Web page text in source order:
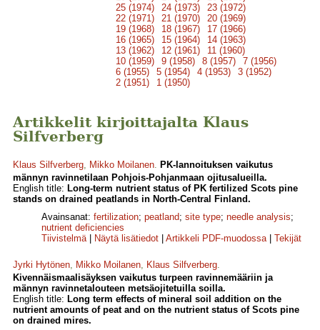
25 (1974)
24 (1973)
23 (1972)
22 (1971)
21 (1970)
20 (1969)
19 (1968)
18 (1967)
17 (1966)
16 (1965)
15 (1964)
14 (1963)
13 (1962)
12 (1961)
11 (1960)
10 (1959)
9 (1958) 8 (1957)
7 (1956)
6 (1955)
5 (1954) 4 (1953)
3 (1952)
2 (1951)
1 (1950)
Artikkelit kirjoittajalta Klaus
Silfverberg
Klaus Silfverberg, Mikko Moilanen. PK-lannoituksen vaikutus
männyn ravinnetilaan Pohjois-Pohjanmaan ojitusalueilla.
English title: Long-term nutrient status of PK fertilized Scots pine
stands on drained peatlands in North-Central Finland.
Avainsanat: fertilization; peatland; site type; needle analysis;
nutrient deficiencies
Tiivistelmä| Näytä lisätiedot Artikkeli PDF-muodossa| Tekijät
Jyrki Hytönen, Mikko Moilanen, Klaus Silfverberg.
Kivennäismaalisäyksen vaikutus turpeen ravinnemääriin ja
männyn ravinnetalouteen metsäojitetuilla soilla.
English title: Long term effects of mineral soil addition on the
nutrient amounts of peat and on the nutrient status of Scots pine
on drained mires.